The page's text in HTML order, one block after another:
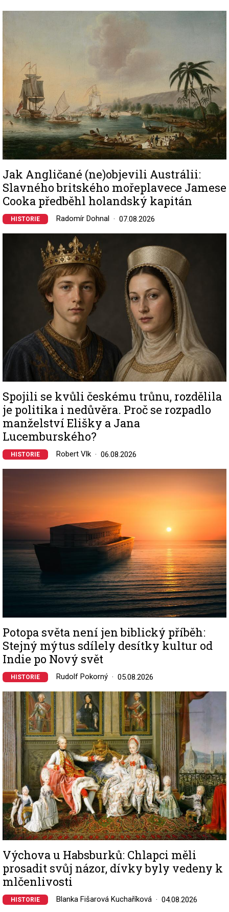
Jak Angličané (ne)objevili Austrálii:
Slavného britského mořeplavece Jamese
Cooka předběhl holandský kapitán
HISTORIE Radomír Dohnal 07.08.2026
Spojili se kvůli českému trůnu, rozdělila
je politika i nedůvěra. Proč se rozpadlo
manželství Elišky a Jana
Lucemburského?
HISTORIE Robert Vlk 06.08.2026
Potopa světa není jen biblický příběh:
Stejný mýtus sdílely desítky kultur od
Indie po Nový svět
HISTORIE Rudolf Pokorný 05.08.2026
Image
Výchova u Habsburků: Chlapci měli
prosadit svůj názor, dívky byly vedeny k
mlčenlivosti
HISTORIE Blanka Fišarová Kuchaříková 04.08.2026